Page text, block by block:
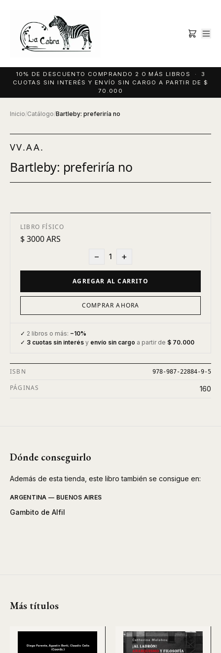
10% DE DESCUENTO COMPRANDO 2 O MÁS LIBROS · 3
CUOTAS SIN INTERÉS Y ENVÍO SIN CARGO A PARTIR DE $
70.000
Inicio/Catálogo/Bartleby: preferiría no
VV.AA.
Bartleby: preferiría no
LIBRO FÍSICO
$ 3000 ARS
− 1 +
AGREGAR AL CARRITO
COMPRAR AHORA
✓ 2 libros o más: −10%
✓ 3 cuotas sin interés y envío sin cargo a partir de $ 70.000
ISBN 978-987-22884-9-5
PÁGINAS 160
Dónde conseguirlo
Además de esta tienda, este libro también se consigue en:
ARGENTINA — BUENOS AIRES
Gambito de Alfil
Más títulos